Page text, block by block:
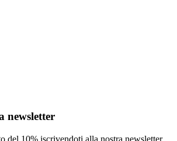
newsletter
del 10% iscrivendoti alla nostra newsletter